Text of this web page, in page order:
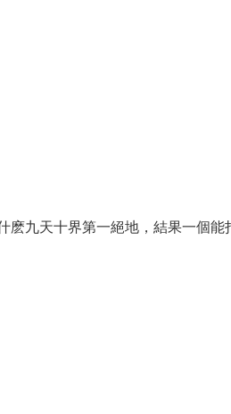
麽九天十界第一絕地，結果一個能